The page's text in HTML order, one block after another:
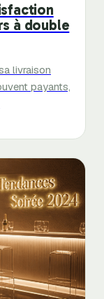
à double
livraison
payants,